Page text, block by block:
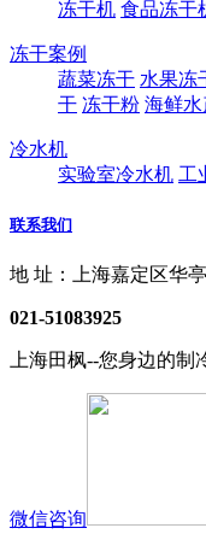
冻干机 食品冻干
冻干案例
蔬菜冻干 水果冻
干 冻干粉 海鲜
冷水机
实验室冷水机 工
联系我们
地 址：上海嘉定区华
021-51083925
上海田枫--您身边的制
微信咨询